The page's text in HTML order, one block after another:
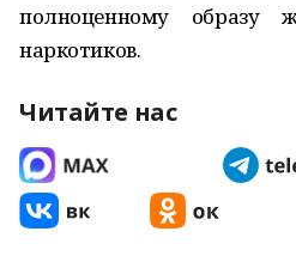
полноценному
наркотиков.
Читайте нас